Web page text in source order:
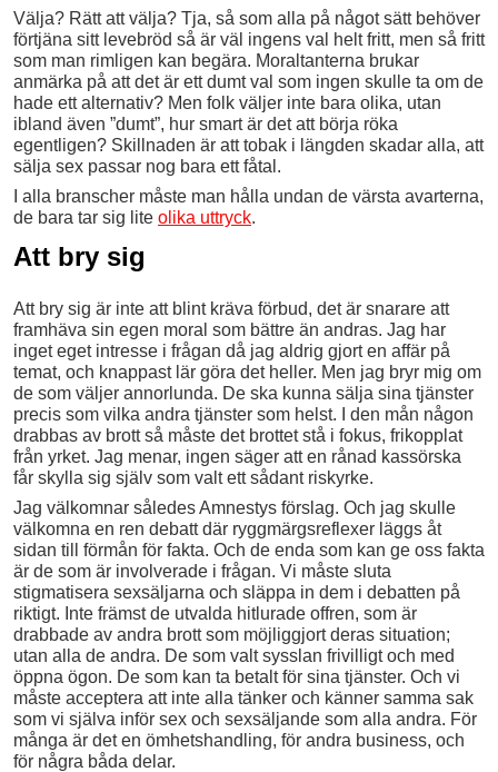
Välja? Rätt att välja? Tja, så som alla på något sätt behöver
förtjäna sitt levebröd så är väl ingens val helt fritt, men så fritt
som man rimligen kan begära. Moraltanterna brukar
anmärka på att det är ett dumt val som ingen skulle ta om de
hade ett alternativ? Men folk väljer inte bara olika, utan
ibland även ”dumt”, hur smart är det att börja röka
egentligen? Skillnaden är att tobak i längden skadar alla, att
sälja sex passar nog bara ett fåtal.
I alla branscher måste man hålla undan de värsta avarterna,
de bara tar sig lite olika uttryck.
Att bry sig
Att bry sig är inte att blint kräva förbud, det är snarare att
framhäva sin egen moral som bättre än andras. Jag har
inget eget intresse i frågan då jag aldrig gjort en affär på
temat, och knappast lär göra det heller. Men jag bryr mig om
de som väljer annorlunda. De ska kunna sälja sina tjänster
precis som vilka andra tjänster som helst. I den mån någon
drabbas av brott så måste det brottet stå i fokus, frikopplat
från yrket. Jag menar, ingen säger att en rånad kassörska
får skylla sig själv som valt ett sådant riskyrke.
Jag välkomnar således Amnestys förslag. Och jag skulle
välkomna en ren debatt där ryggmärgsreflexer läggs åt
sidan till förmån för fakta. Och de enda som kan ge oss fakta
är de som är involverade i frågan. Vi måste sluta
stigmatisera sexsäljarna och släppa in dem i debatten på
riktigt. Inte främst de utvalda hitlurade offren, som är
drabbade av andra brott som möjliggjort deras situation;
utan alla de andra. De som valt sysslan frivilligt och med
öppna ögon. De som kan ta betalt för sina tjänster. Och vi
måste acceptera att inte alla tänker och känner samma sak
som vi själva inför sex och sexsäljande som alla andra. För
många är det en ömhetshandling, för andra business, och
för några båda delar.